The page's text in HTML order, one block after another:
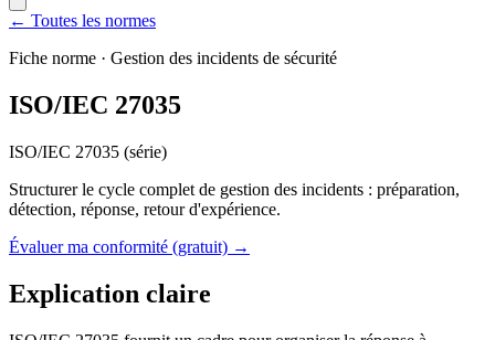
← Toutes les normes
Fiche norme · Gestion des incidents de sécurité
ISO/IEC 27035
ISO/IEC 27035 (série)
Structurer le cycle complet de gestion des incidents : préparation,
détection, réponse, retour d'expérience.
Évaluer ma conformité (gratuit) →
Explication claire